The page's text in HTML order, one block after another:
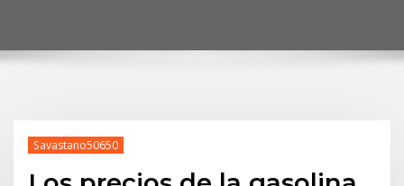
Savastano50650